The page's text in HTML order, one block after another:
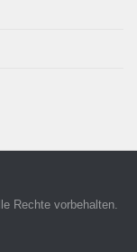
Rechte vorbehalten.